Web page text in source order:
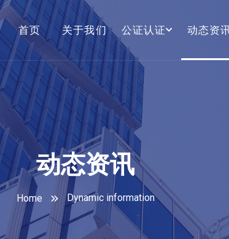
首页 关于我们 公证认证 动态资
动态资讯
Home Dynamic information